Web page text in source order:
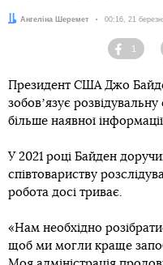
Автор:
Ангеліна Шеремет Дата:
00:16, 21
1
Президент США Джо
зобовʼязує
більше наявної
У 2021 році Байден
співтовариству
робота досі триває.
«Нам необхідно
щоб ми могли краще